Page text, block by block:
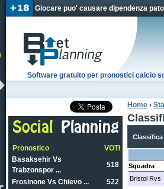
Giocare puo' causare dipendenza
Software gratuito per pronostici calcio
Tu sei
Home ›
Classifica
Squadra
Bristol Rvs
Pronostico
VOTI
Basaksehir Vs
Trabzonspor ...
518
Frosinone Vs Chievo ...
522